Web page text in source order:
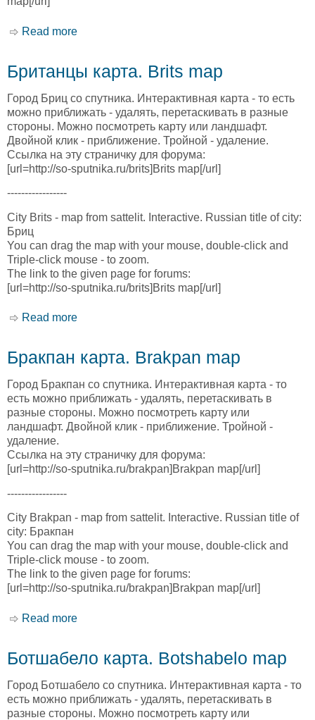
Read more
Британцы карта. Brits map
Город Бриц со спутника. Интерактивная карта - то есть
можно приближать - удалять, перетаскивать в разные
стороны. Можно посмотреть карту или ландшафт.
Двойной клик - приближение. Тройной - удаление.
Ссылка на эту страничку для форума:
[url=http://so-sputnika.ru/brits]Brits map[/url]
-----------------
City Brits - map from sattelit. Interactive. Russian title of city:
Бриц
You can drag the map with your mouse, double-click and
Triple-click mouse - to zoom.
The link to the given page for forums:
[url=http://so-sputnika.ru/brits]Brits map[/url]
Read more
Бракпан карта. Brakpan map
Город Бракпан со спутника. Интерактивная карта - то
есть можно приближать - удалять, перетаскивать в
разные стороны. Можно посмотреть карту или
ландшафт. Двойной клик - приближение. Тройной -
удаление.
Ссылка на эту страничку для форума:
[url=http://so-sputnika.ru/brakpan]Brakpan map[/url]
-----------------
City Brakpan - map from sattelit. Interactive. Russian title of
city: Бракпан
You can drag the map with your mouse, double-click and
Triple-click mouse - to zoom.
The link to the given page for forums:
[url=http://so-sputnika.ru/brakpan]Brakpan map[/url]
Read more
Ботшабело карта. Botshabelo map
Город Ботшабело со спутника. Интерактивная карта - то
есть можно приближать - удалять, перетаскивать в
разные стороны. Можно посмотреть карту или